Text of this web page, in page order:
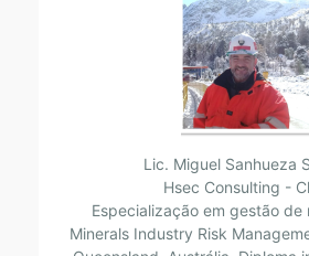
Lic. Miguel Sanhueza
Hsec Consulting -
Especialização em gestão de
Minerals Industry Risk